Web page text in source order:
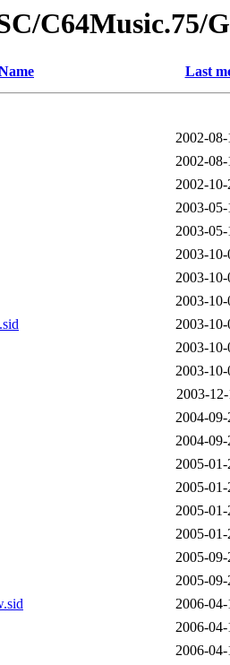
C64Music.75/
Last
2002-
2002-
2002-
2003-
2003-
2003-
2003-
2003-
2003-
2003-
2003-
2003-
2004-
2004-
2005-
2005-
2005-
2005-
2005-
2005-
2006-
2006-
2006-